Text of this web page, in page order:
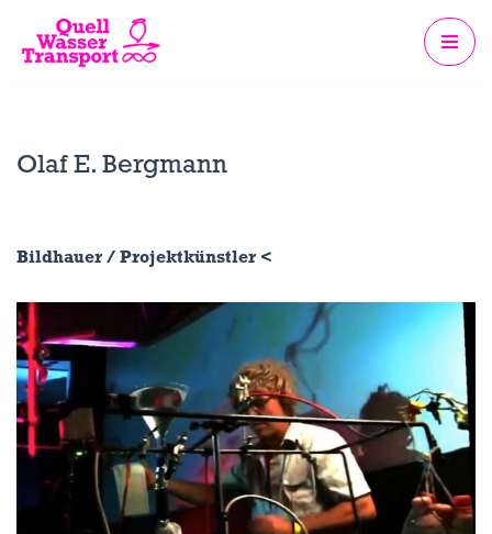
Zum
Olaf E. Bergmann
Bildhauer / Projektkünstler <